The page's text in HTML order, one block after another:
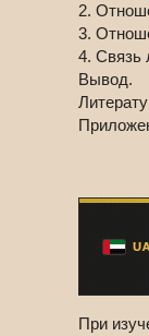
2.
3.
4. Связь
Вывод.
При